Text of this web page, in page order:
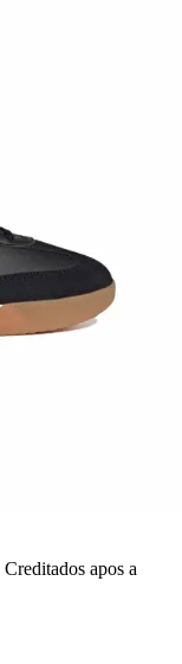
Creditados apos a